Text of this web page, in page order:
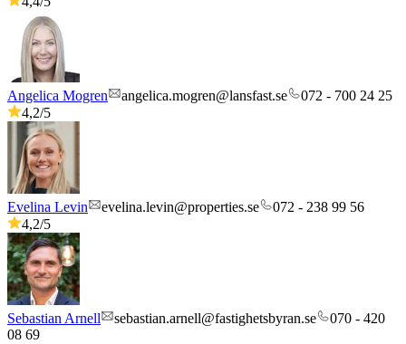
Angelica Mogren angelica.mogren@lansfast.se
072 - 700 24 25
4,2/5
Evelina Levin evelina.levin@properties.se
072 - 238 99 56
4,2/5
Sebastian Arnell sebastian.arnell@fastighetsbyran.se
070 - 420
08 69